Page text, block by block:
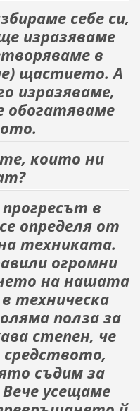
себе си,
изразяваме
в
щастието. А
изразяваме,
обогатяваме
които ни
в
опреде­ля от
техниката.
огромни
на нашата
техническа
полза за
степен, че
съдим за
усеща­ме